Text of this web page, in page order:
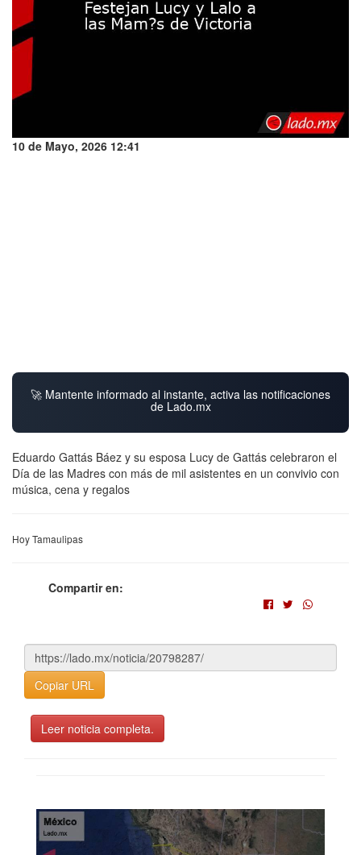
10 de Mayo, 2026 12:41
🚀 Mantente informado al instante, activa las notificaciones
de Lado.mx
Eduardo Gattás Báez y su esposa Lucy de Gattás celebraron el
Día de las Madres con más de mil asistentes en un convivio con
música, cena y regalos
Hoy Tamaulipas
Compartir en:
Copiar URL
Leer noticia completa.